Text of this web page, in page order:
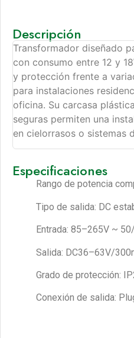
Descripción
Transformador diseñado
con consumo entre 12 y
y protección frente a
para instalaciones
oficina. Su carcasa
seguras permiten una
en cielorrasos o sistemas
Especificaciones
Rango de potencia
Tipo de salida: DC
Entrada: 85–265V ~
Salida: DC36–63V/
Grado de protección:
Conexión de salida: